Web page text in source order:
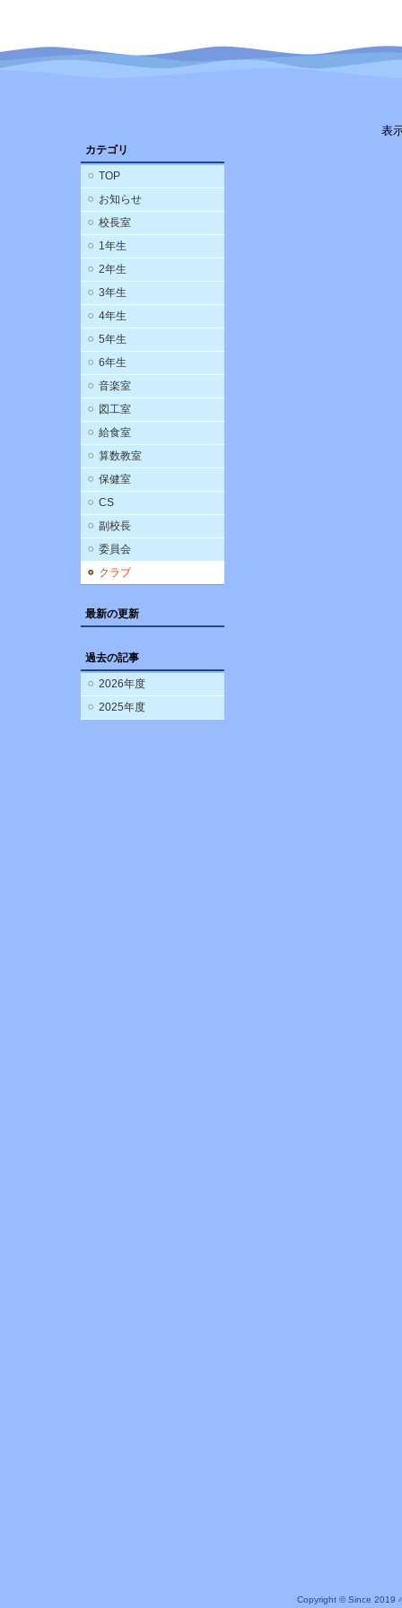
カテゴリ
TOP
お知らせ
校長室
1年生
2年生
3年生
4年生
5年生
6年生
音楽室
図工室
給食室
算数教室
保健室
CS
副校長
委員会
クラブ
最新の更新
過去の記事
2026年度
2025年度
表
Copyright © Since 2019